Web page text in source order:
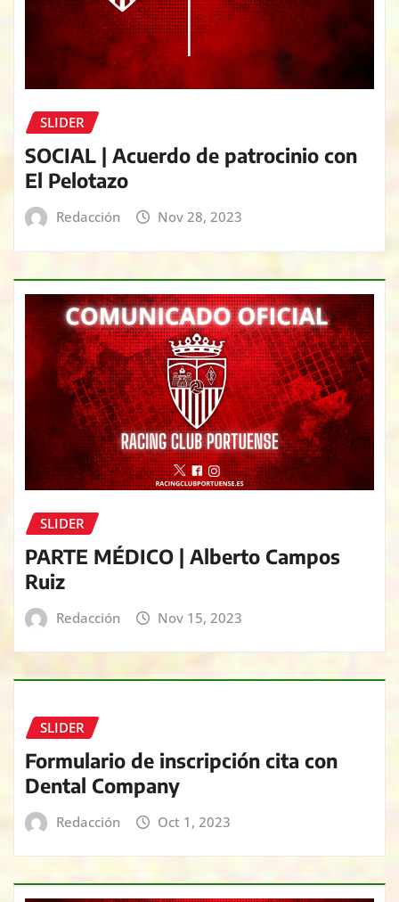
SLIDER
SOCIAL | Acuerdo de patrocinio con
El Pelotazo
Redacción Nov 28, 2023
SLIDER
PARTE MÉDICO | Alberto Campos
Ruiz
Redacción Nov 15, 2023
SLIDER
Formulario de inscripción cita con
Dental Company
Redacción Oct 1, 2023